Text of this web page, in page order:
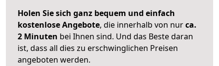
Holen Sie sich ganz bequem und einfach
kostenlose Angebote, die innerhalb von nurca.
2 Minuten bei Ihnen sind. Und das Beste daran
ist, dass all dies zu erschwinglichen Preisen
angeboten werden.